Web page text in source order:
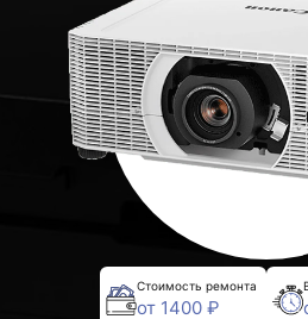
Стоимость ремонта
от 1400 ₽